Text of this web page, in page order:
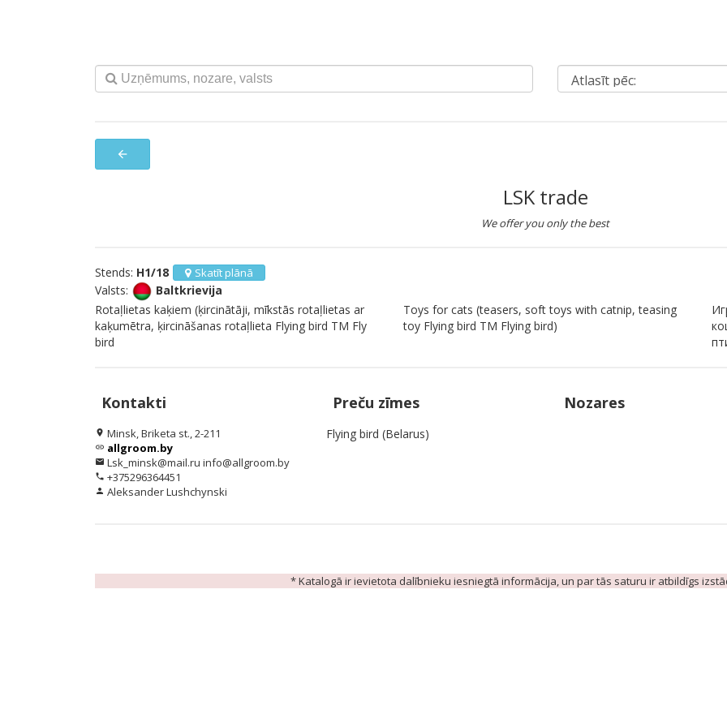
arrow_back
LSK trade
We offer you only the best
Stends: H1/18 Skatīt plānā
Valsts:
Baltkrievija
Rotaļlietas kaķiem (ķircinātāji, mīkstās rotaļlietas ar
kaķumētra, ķircināšanas rotaļlieta Flying bird TM Fly
bird
Toys for cats (teasers, soft toys with catnip, teasing
toy Flying bird TM Flying bird)
Kontakti
location_on Minsk, Briketa st., 2-211
link allgroom.by
email Lsk_minsk@mail.ru info@allgroom.by
phone +375296364451
person Aleksander Lushchynski
Preču zīmes
Flying bird (Belarus)
Nozares
* Katalogā ir ievietota dalībnieku iesniegtā informācija, un par tās saturu ir atbildīgs